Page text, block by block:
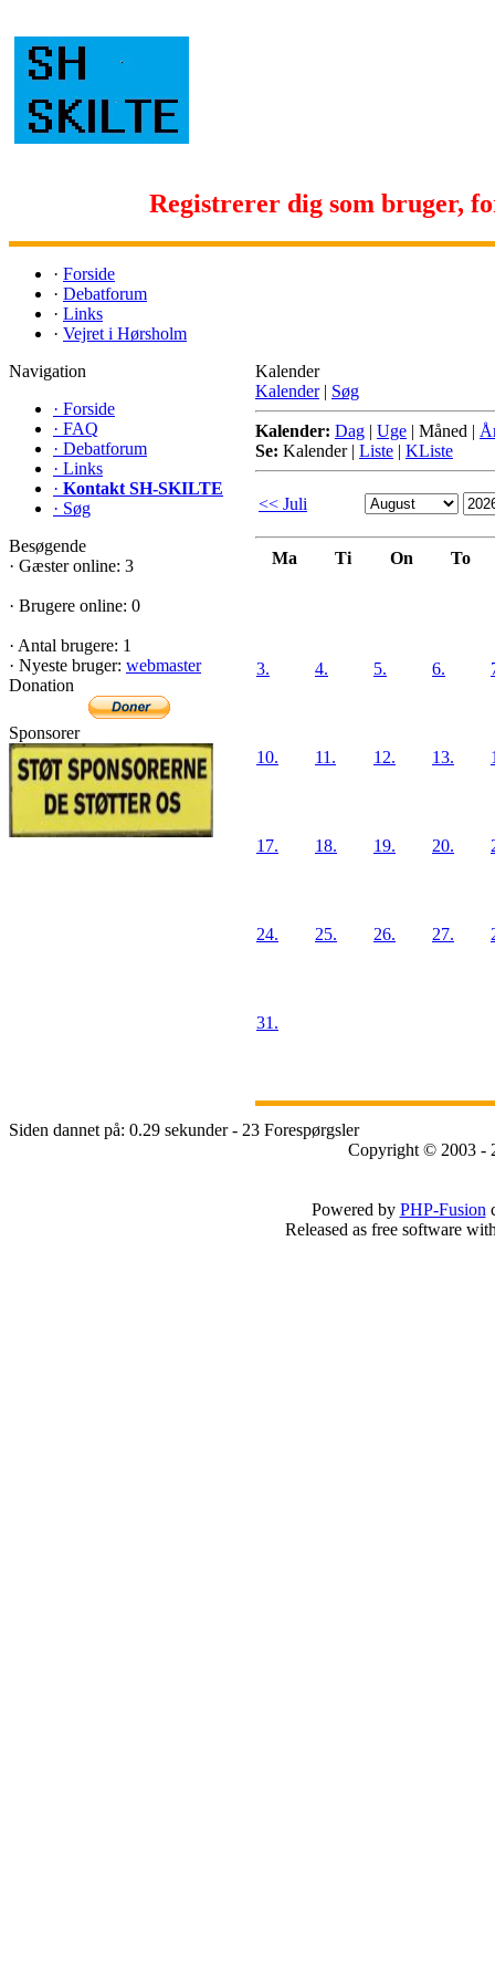
Registrerer dig som bruger,
· Forside
· Debatforum
· Links
· Vejret i Hørsholm
Navigation
· Forside
· FAQ
· Debatforum
· Links
· Kontakt SH-SKILTE
· Søg
Besøgende
· Gæster online: 3
· Brugere online: 0
· Antal brugere: 1
· Nyeste bruger: webmaster
Donation
Sponsorer
Kalender
Kalender | Søg
Kalender: Dag | Uge | Måned |
Se: Kalender| Liste | KListe
<< Juli
Ma Ti On To
3. 4. 5. 6.
10. 11. 12. 13.
17. 18. 19. 20.
24. 25. 26. 27.
31.
Siden dannet på: 0.29 sekunder - 23 Forespørgsler
Copyright © 2003 -
Powered by PHP-Fusion
Released as free software